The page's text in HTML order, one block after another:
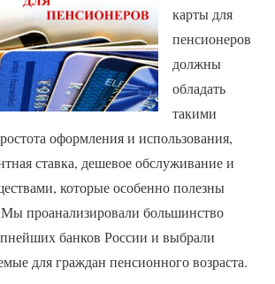
карты для
пенсионеров
должны
обладать
такими
оформления и использования,
ставка, дешевое обслуживание и
которые особенно полезны
проанализировали большинство
банков России и выбрали
для граждан пенсионного возраста.